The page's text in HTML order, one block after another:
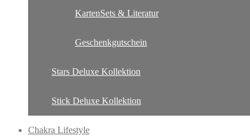
KartenSets & Literatur
Geschenkgutschein
Stars Deluxe Kollektion
Stick Deluxe Kollektion
Chakra Lifestyle